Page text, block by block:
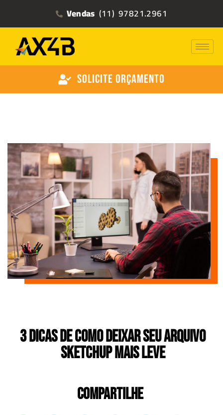
Vendas (11) 97821.2961
Solicite Orçamento
3 dicas de como deixar seu arquivo
Sketchup mais leve
COMPARTILHE